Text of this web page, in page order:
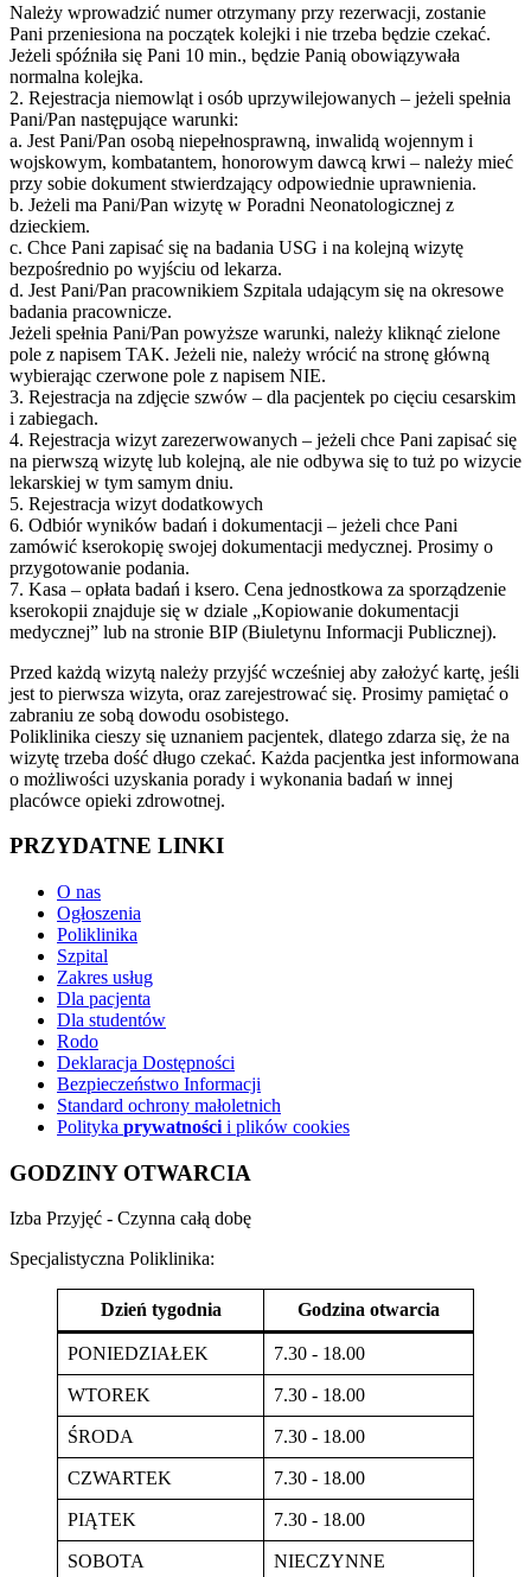
Należy wprowadzić numer otrzymany przy rezerwacji, zostanie
Pani przeniesiona na początek kolejki i nie trzeba będzie czekać.
Jeżeli spóźniła się Pani 10 min., będzie Panią obowiązywała
normalna kolejka.
2. Rejestracja niemowląt i osób uprzywilejowanych – jeżeli spełnia
Pani/Pan następujące warunki:
a. Jest Pani/Pan osobą niepełnosprawną, inwalidą wojennym i
wojskowym, kombatantem, honorowym dawcą krwi – należy mieć
przy sobie dokument stwierdzający odpowiednie uprawnienia.
b. Jeżeli ma Pani/Pan wizytę w Poradni Neonatologicznej z
dzieckiem.
c. Chce Pani zapisać się na badania USG i na kolejną wizytę
bezpośrednio po wyjściu od lekarza.
d. Jest Pani/Pan pracownikiem Szpitala udającym się na okresowe
badania pracownicze.
Jeżeli spełnia Pani/Pan powyższe warunki, należy kliknąć zielone
pole z napisem TAK. Jeżeli nie, należy wrócić na stronę główną
wybierając czerwone pole z napisem NIE.
3. Rejestracja na zdjęcie szwów – dla pacjentek po cięciu cesarskim
i zabiegach.
4. Rejestracja wizyt zarezerwowanych – jeżeli chce Pani zapisać się
na pierwszą wizytę lub kolejną, ale nie odbywa się to tuż po wizycie
lekarskiej w tym samym dniu.
5. Rejestracja wizyt dodatkowych
6. Odbiór wyników badań i dokumentacji – jeżeli chce Pani
zamówić kserokopię swojej dokumentacji medycznej. Prosimy o
przygotowanie podania.
7. Kasa – opłata badań i ksero. Cena jednostkowa za sporządzenie
kserokopii znajduje się w dziale „Kopiowanie dokumentacji
medycznej” lub na stronie BIP (Biuletynu Informacji Publicznej).
Przed każdą wizytą należy przyjść wcześniej aby założyć kartę, jeśli
jest to pierwsza wizyta, oraz zarejestrować się. Prosimy pamiętać o
zabraniu ze sobą dowodu osobistego.
Poliklinika cieszy się uznaniem pacjentek, dlatego zdarza się, że na
wizytę trzeba dość długo czekać. Każda pacjentka jest informowana
o możliwości uzyskania porady i wykonania badań w innej
placówce opieki zdrowotnej.
PRZYDATNE LINKI
O nas
Ogłoszenia
Poliklinika
Szpital
Zakres usług
Dla pacjenta
Dla studentów
Rodo
Deklaracja Dostępności
Bezpieczeństwo Informacji
Standard ochrony małoletnich
Polityka prywatności i plików cookies
GODZINY OTWARCIA
Izba Przyjęć - Czynna całą dobę
Specjalistyczna Poliklinika:
Dzień tygodnia Godzina otwarcia
PONIEDZIAŁEK 7.30 - 18.00
WTOREK 7.30 - 18.00
ŚRODA 7.30 - 18.00
CZWARTEK 7.30 - 18.00
PIĄTEK 7.30 - 18.00
SOBOTA NIECZYNNE